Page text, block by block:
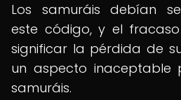
Los samuráis debían
este código, y el
significar la pérdida de
un aspecto inaceptable
samuráis.